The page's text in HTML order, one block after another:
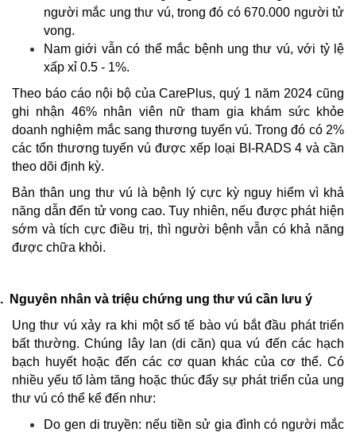
người mắc ung thư vú, trong đó có 670.000 người tử
vong.
Nam giới vẫn có thể mắc bệnh ung thư vú, với tỷ lệ
xấp xỉ 0.5 - 1%.
Theo báo cáo nội bộ của CarePlus, quý 1 năm 2024 cũng
ghi nhận 46% nhân viên nữ tham gia khám sức khỏe
doanh nghiệm mắc sang thương tuyến vú. Trong đó có 2%
các tổn thương tuyến vú được xếp loại BI-RADS 4 và cần
theo dõi định kỳ.
Bản thân ung thư vú là bệnh lý cực kỳ nguy hiểm vì khả
năng dẫn đến tử vong cao. Tuy nhiên, nếu được phát hiện
sớm và tích cực điều trị, thì người bệnh vẫn có khả năng
được chữa khỏi.
Nguyên nhân và triệu chứng ung thư vú cần lưu ý
Ung thư vú xảy ra khi một số tế bào vú bắt đầu phát triển
bất thường. Chúng lây lan (di căn) qua vú đến các hạch
bạch huyết hoặc đến các cơ quan khác của cơ thể. Có
nhiều yếu tố làm tăng hoặc thúc đẩy sự phát triển của ung
thư vú có thể kể đến như:
Do gen di truyền: nếu tiền sử gia đình có người mắc